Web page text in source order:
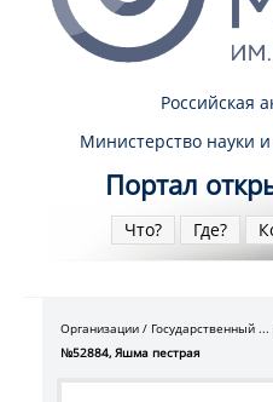
Российская
Министерство науки
Портал
Что? Где?
Организации Государственный ...
№52884, Яшма пестрая